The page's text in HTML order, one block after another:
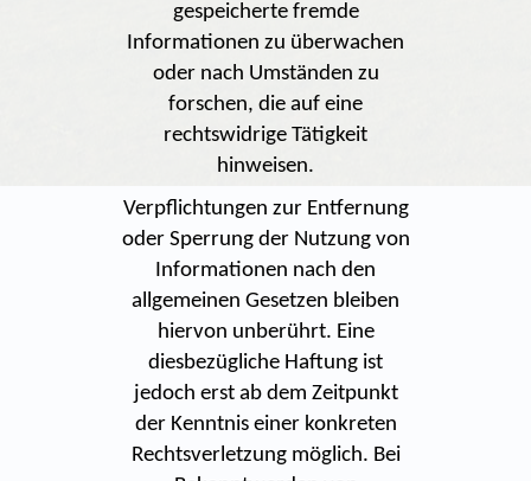
gespeicherte fremde
Informationen zu überwachen
oder nach Umständen zu
forschen, die auf eine
rechtswidrige Tätigkeit
hinweisen.
Verpflichtungen zur Entfernung
oder Sperrung der Nutzung von
Informationen nach den
allgemeinen Gesetzen bleiben
hiervon unberührt. Eine
diesbezügliche Haftung ist
jedoch erst ab dem Zeitpunkt
der Kenntnis einer konkreten
Rechtsverletzung möglich. Bei